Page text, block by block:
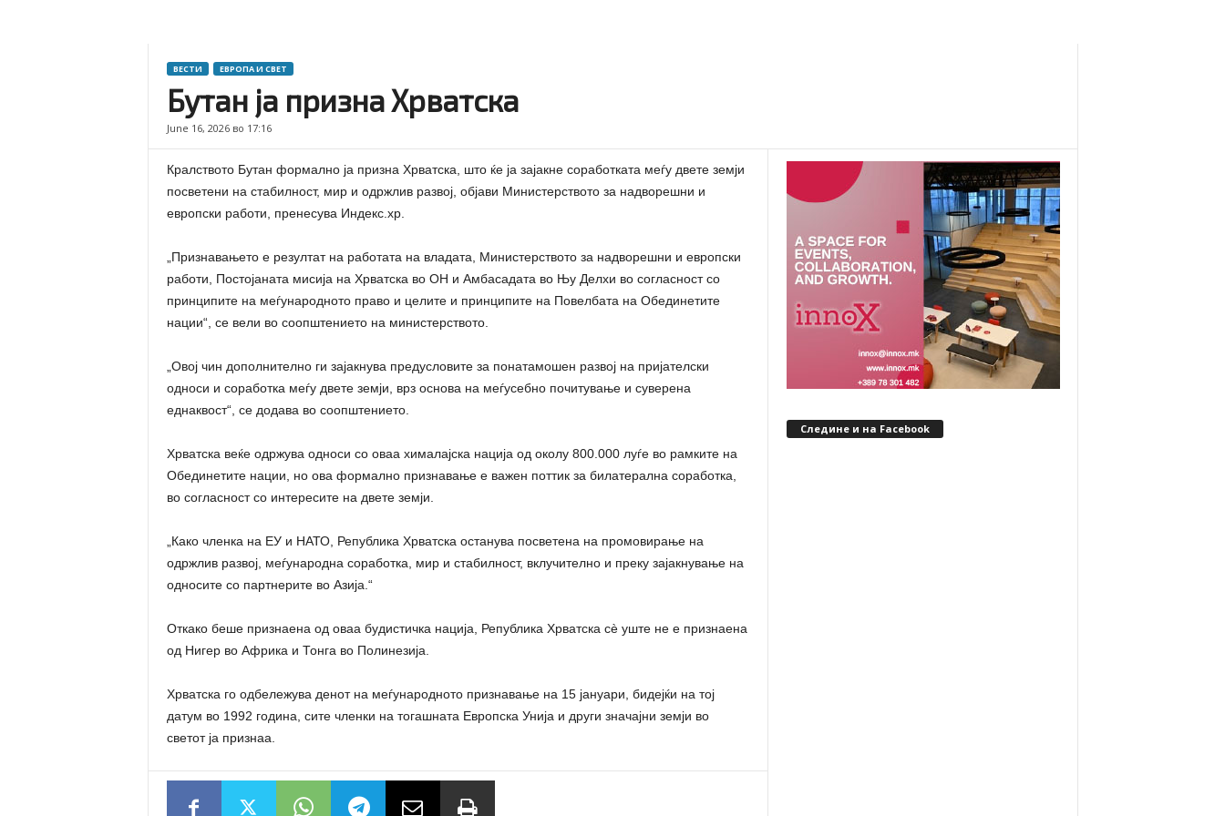
ВЕСТИ ЕВРОПА И СВЕТ
Бутан ја призна Хрватска
June 16, 2026 во 17:16
Кралството Бутан формално ја призна Хрватска, што ќе ја зајакне соработката меѓу двете земји
посветени на стабилност, мир и одржлив развој, објави Министерството за надворешни и
европски работи, пренесува Индекс.хр.
„Признавањето е резултат на работата на владата, Министерството за надворешни и европски
работи, Постојаната мисија на Хрватска во ОН и Амбасадата во Њу Делхи во согласност со
принципите на меѓународното право и целите и принципите на Повелбата на Обединетите
нации“, се вели во соопштението на министерството.
„Овој чин дополнително ги зајакнува предусловите за понатамошен развој на пријателски
односи и соработка меѓу двете земји, врз основа на меѓусебно почитување и суверена
еднаквост“, се додава во соопштението.
Хрватска веќе одржува односи со оваа хималајска нација од околу 800.000 луѓе во рамките на
Обединетите нации, но ова формално признавање е важен поттик за билатерална соработка,
во согласност со интересите на двете земји.
„Како членка на ЕУ и НАТО, Република Хрватска останува посветена на промовирање на
одржлив развој, меѓународна соработка, мир и стабилност, вклучително и преку зајакнување на
односите со партнерите во Азија.“
Откако беше признаена од оваа будистичка нација, Република Хрватска сè уште не е признаена
од Нигер во Африка и Тонга во Полинезија.
Хрватска го одбележува денот на меѓународното признавање на 15 јануари, бидејќи на тој
датум во 1992 година, сите членки на тогашната Европска Унија и други значајни земји во
светот ја признаа.
Следине и на Facebook